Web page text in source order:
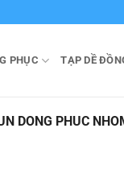
PHỤC TẠP DỀ
DONG PHUC